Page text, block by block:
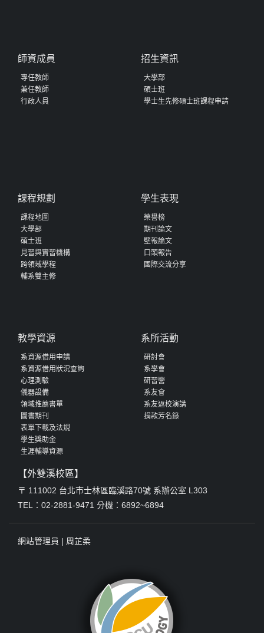
師資成員
專任教師
兼任教師
行政人員
招生資訊
大學部
碩士班
學士生先修碩士班課程申請
課程規劃
課程地圖
大學部
碩士班
見習與實習機構
跨領域學程
輔系雙主修
學生表現
榮譽榜
期刊論文
壁報論文
口頭報告
國際交流分享
教學資源
系資源借用申請
系資源借用狀況查詢
心理測驗
儀器設備
領域推薦書單
圖書期刊
表單下載及法規
學生獎助金
生涯輔導資源
系所活動
研討會
系學會
研習營
系友會
系友返校演講
捐款芳名錄
【外雙溪校區】
〒 111002 台北市士林區臨溪路70號 系辦公室 L303
TEL：02-2881-9471 分機：6892~6894
網站管理員 | 周芷柔